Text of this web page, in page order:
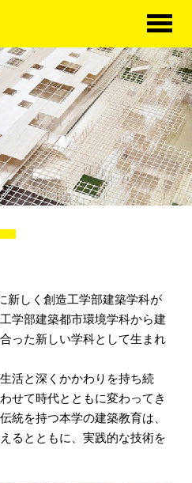
HOME
学科概要
学べる分野
学科カリキュラム
大学院
アクセス
新しく創造工学部建築学科が
学部建築都市環境学科から建
った新しい学科として生まれ
活と深くかかわりを持ち続
せて時代とともに変わってき
統を持つ本学の建築教育は、
るとともに、実践的な技術を